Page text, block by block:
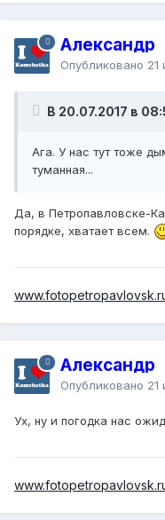
Александр
Опубликовано 21
В 20.07.2017 в
Ага. У нас тут тоже
туманная...
Да, в Петропавловске-
порядке, хватает всем.
Александр
Опубликовано 21
Ух, ну и погодка нас